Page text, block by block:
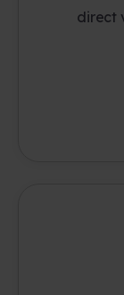
direct